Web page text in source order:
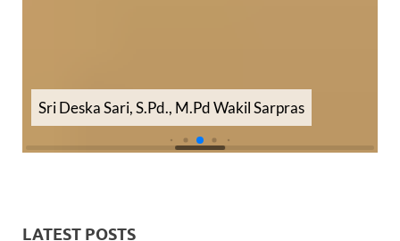
Zetria Wendra, S.Pd., M.Pd Wakil Humas
LATEST POSTS